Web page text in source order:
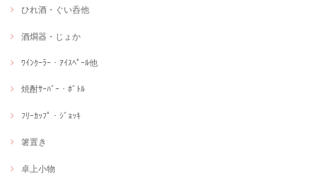
ひれ酒・ぐい呑他
酒燗器・じょか
ﾜｲﾝｸｰﾗｰ・ｱｲｽﾍﾟｰﾙ他
焼酎ｻｰﾊﾞｰ・ﾎﾞﾄﾙ
ﾌﾘｰｶｯﾌﾟ・ｼﾞｮｯｷ
箸置き
卓上小物